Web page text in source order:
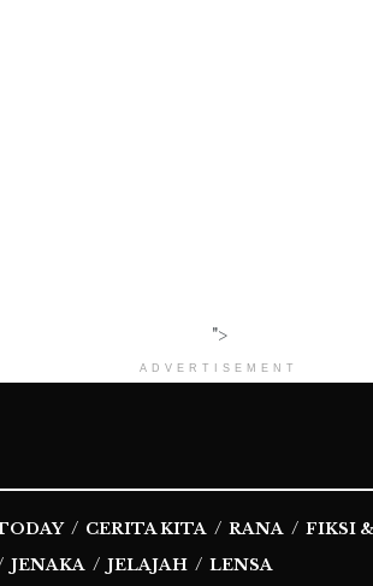
">
ADVERTISEMENT
CERITA KITA RANA
FIKSI
JENAKA JELAJAH LENSA